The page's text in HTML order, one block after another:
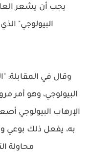
يجب أن يشعر
البيولوجي"
وقال في المقابلة:
البيولوجي، وهو أمر
الإرهاب البيولوجي
به، يفعل ذلك بوعي
محاولة